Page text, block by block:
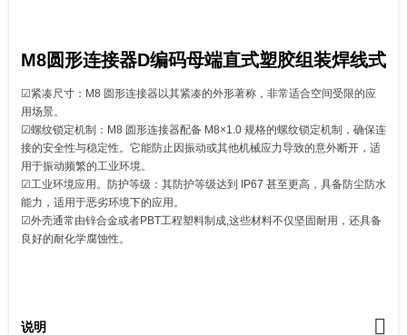
M8圆形连接器D编码母端直式塑胶组装焊线式
☑紧凑尺寸：M8 圆形连接器以其紧凑的外形著称，非常适合空间受限的应
用场景。
☑螺纹锁定机制：M8 圆形连接器配备 M8×1.0 规格的螺纹锁定机制，确保连
接的安全性与稳定性。它能防止因振动或其他机械应力导致的意外断开，适
用于振动频繁的工业环境。
☑工业环境应用。防护等级：其防护等级达到 IP67 甚至更高，具备防尘防水
能力，适用于恶劣环境下的应用。
☑外壳通常由锌合金或者PBT工程塑料制成,这些材料不仅坚固耐用，还具备
良好的耐化学腐蚀性。
说明